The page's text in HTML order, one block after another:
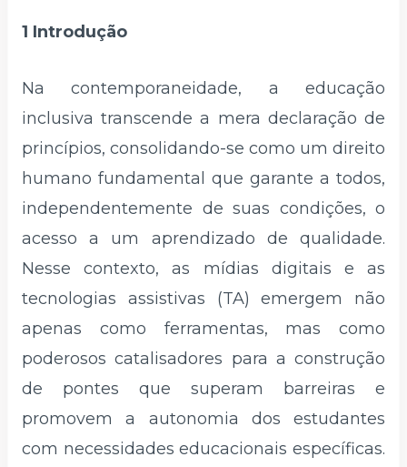
1 Introdução
Na contemporaneidade, a educação
inclusiva transcende a mera declaração de
princípios, consolidando-se como um direito
humano fundamental que garante a todos,
independentemente de suas condições, o
acesso a um aprendizado de qualidade.
Nesse contexto, as mídias digitais e as
tecnologias assistivas (TA) emergem não
apenas como ferramentas, mas como
poderosos catalisadores para a construção
de pontes que superam barreiras e
promovem a autonomia dos estudantes
com necessidades educacionais específicas.